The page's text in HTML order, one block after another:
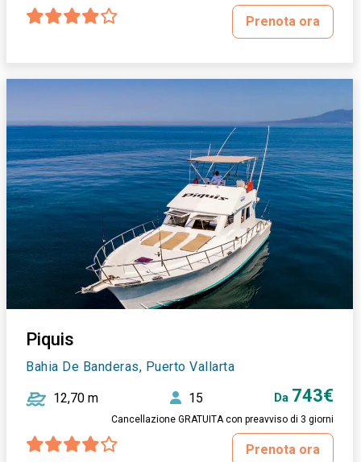
Prenota ora
Piquis
Bahia De Banderas, Puerto Vallarta
12,70 m 15 Da 743€
Cancellazione GRATUITA con preavviso di 3 giorni
Prenota ora